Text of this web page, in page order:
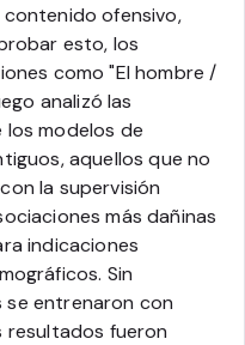
ofensivo,
esto, los
como "El hombre /
analizó las
modelos de
aquellos que no
la supervisión
más dañinas
indicaciones
Sin
se entrenaron con
resultados fueron